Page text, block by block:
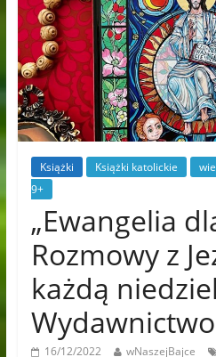
Książki Książki katolickie
9+
„Ewangelia
Rozmowy z
każdą
16/12/2022 wNaszejBajce